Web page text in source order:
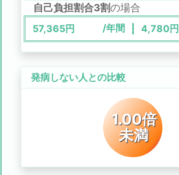
自己負担割合3割の場合
57,365円 /年間 4,780円
発病しない人との比較
1.00倍
未満